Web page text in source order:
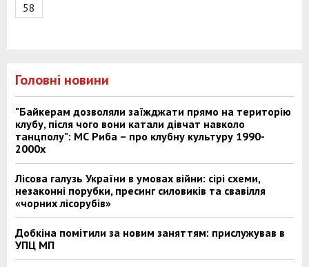
58
Головні новини
"Байкерам дозволяли заїжджати прямо на територію
клубу, після чого вони катали дівчат навколо
танцполу": МС Риба – про клубну культуру 1990-
2000х
Лісова галузь України в умовах війни: сірі схеми,
незаконні порубки, пресинг силовиків та свавілля
«чорних лісорубів»
Добкіна помітили за новим заняттям: прислужував в
УПЦ МП